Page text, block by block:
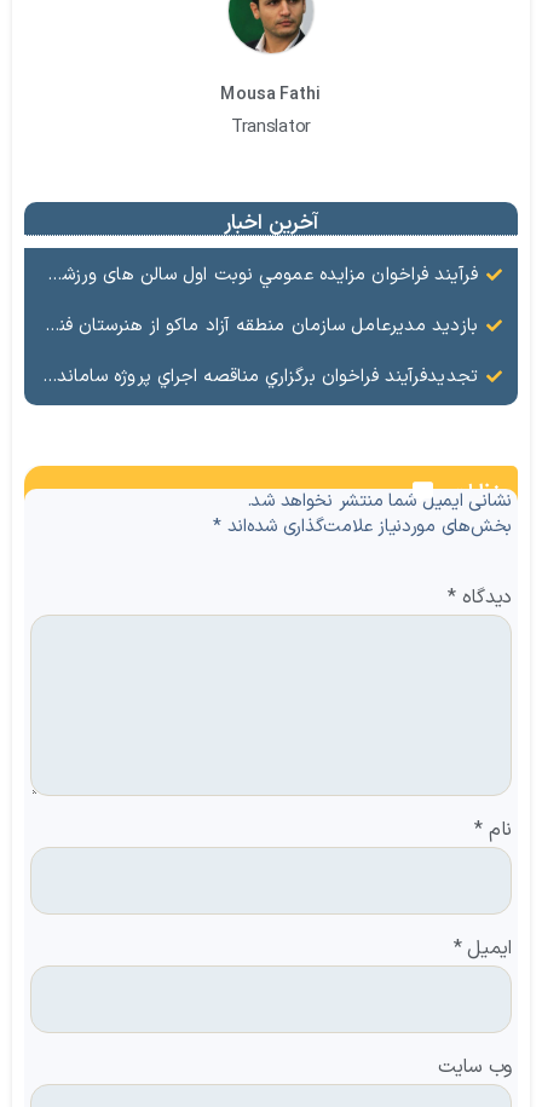
Mousa Fathi
Translator
آخرین اخبار
فرآيند فراخوان مزایده عمومي نوبت اول سالن های ورزشی تحت اختیار منطقه آزاد ماکو در شهرهای بازرگان – شوط و پلدشت
بازدید مدیرعامل سازمان منطقه آزاد ماکو از هنرستان فنی شهید پیر احمدی؛ بررسی میدانی مشکلات و موانع آموزشی
تجدیدفرآيند فراخوان برگزاري مناقصه اجراي پروژه ساماندهي و زيباسازي بلوار پليس راه ماكو
نظرات
نشانی ایمیل شما منتشر نخواهد شد.
بخش‌های موردنیاز علامت‌گذاری شده‌اند*
دیدگاه*
نام *
ایمیل*
وب‌ سایت